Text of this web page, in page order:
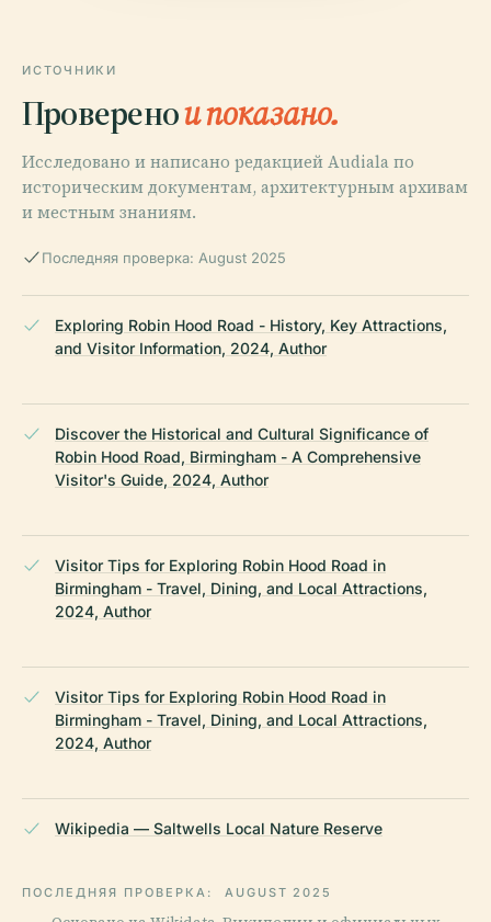
ИСТОЧНИКИ
Проверенои показано.
Исследовано и написано редакцией Audiala по
историческим документам, архитектурным архивам
и местным знаниям.
Последняя проверка: August 2025
Exploring Robin Hood Road - History, Key Attractions,
and Visitor Information, 2024, Author
Discover the Historical and Cultural Significance of
Robin Hood Road, Birmingham - A Comprehensive
Visitor's Guide, 2024, Author
Visitor Tips for Exploring Robin Hood Road in
Birmingham - Travel, Dining, and Local Attractions,
2024, Author
Visitor Tips for Exploring Robin Hood Road in
Birmingham - Travel, Dining, and Local Attractions,
2024, Author
Wikipedia — Saltwells Local Nature Reserve
ПОСЛЕДНЯЯ ПРОВЕРКА: AUGUST 2025